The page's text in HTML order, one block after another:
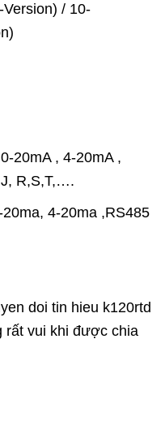
/ 10-
20mA , 4-20mA ,
R,S,T,….
4-20ma ,RS485
doi tin hieu k120rtd
rất vui khi được chia